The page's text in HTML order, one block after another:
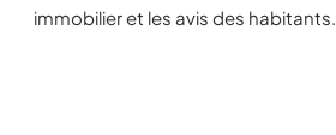
immobilier et les avis des habitants.